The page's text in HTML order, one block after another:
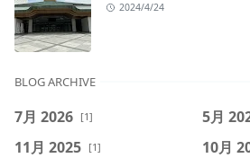
2024/4/24
BLOG ARCHIVE
7月 2026 [1] 5月
11月 2025 [1] 10月